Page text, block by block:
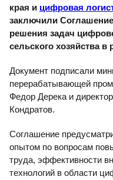
края и цифровая
заключили
решения задач
сельского хозяйства в
Документ подписали
перерабатывающей
Федор Дерека и
Кондратов.
Соглашение
опытом по вопросам
труда, эффективности
технологий в области